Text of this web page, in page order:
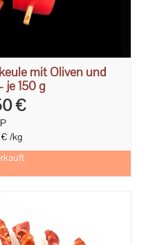
mit Oliven und
je 150 g
€
€ /kg